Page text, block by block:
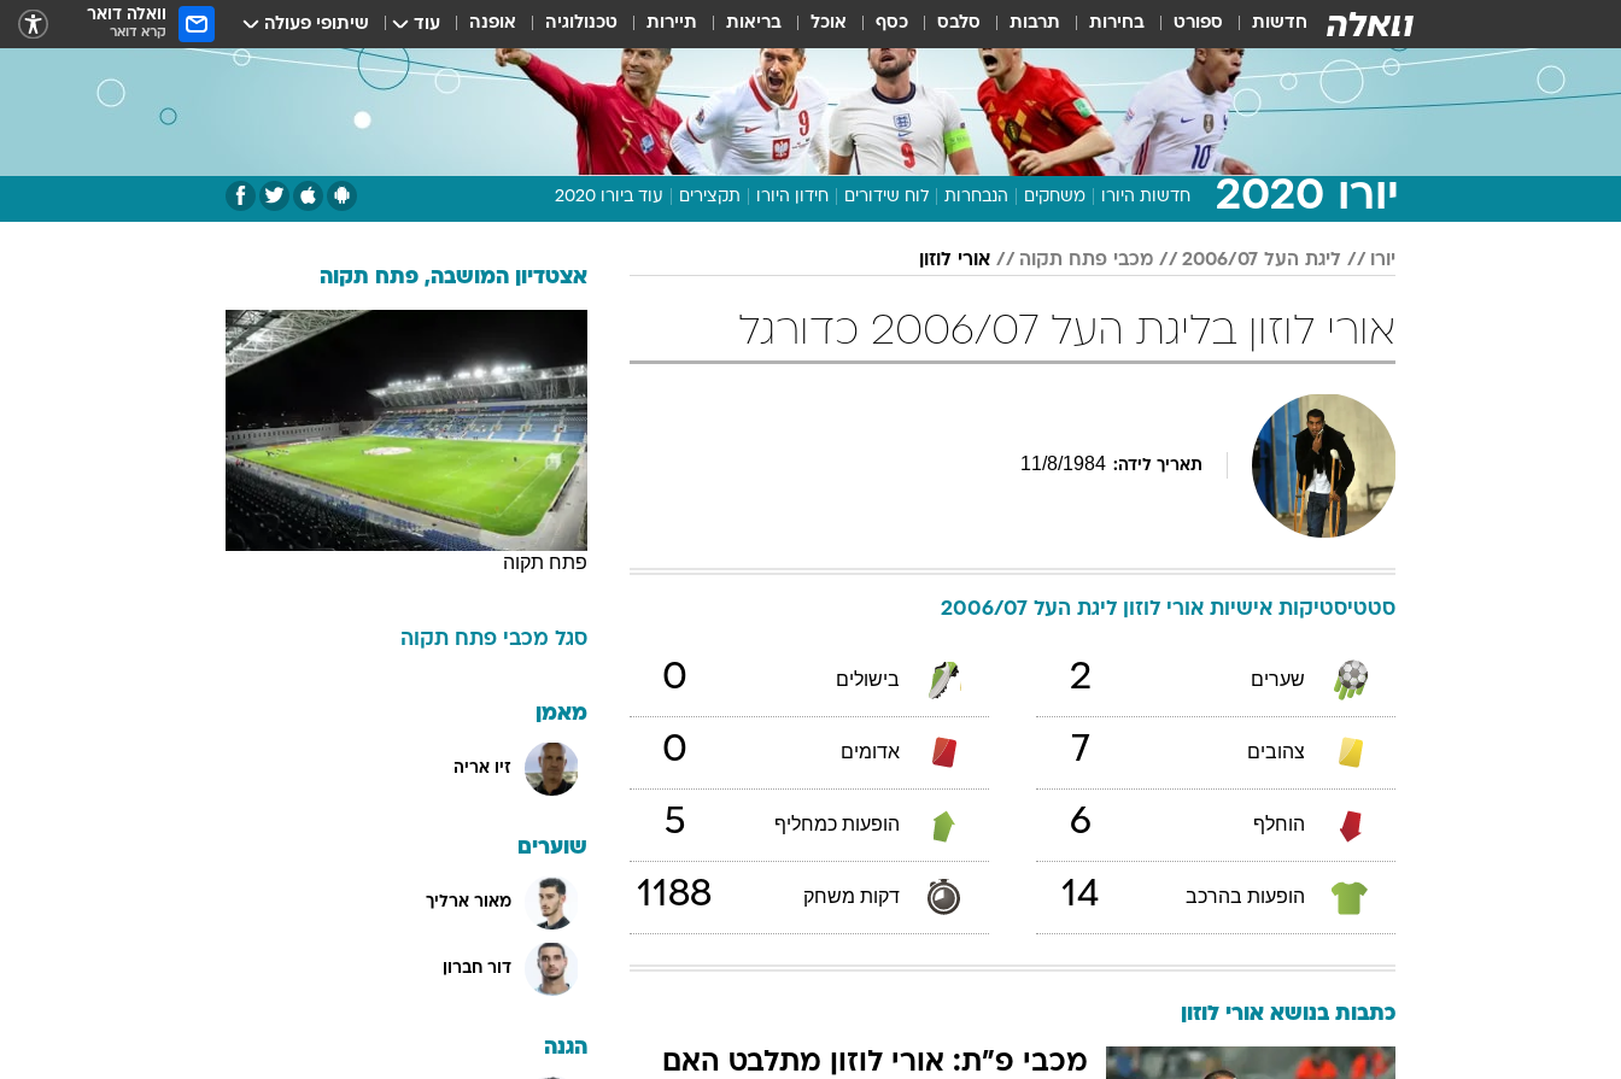
חדשות ספורט בחירות תרבות סלבס כסף אוכל בריאות תיירות טכנולוגיה אופנה עוד שיתופי פעולה וואלה דואר
קרא דואר
יורו 2020 חדשות היורו משחקים הנבחרות לוח שידורים חידון היורו תקצירים עוד ביורו 2020
תכנית היורו
דעות ופרשנויות
וואלה! ספורט
יורו ליגת העל 2006/07 מכבי פתח תקוה אורי לוזון
אורי לוזון בליגת העל 2006/07 כדורגל
תאריך לידה: 11/8/1984
סטטיסטיקות אישיות אורי לוזון ליגת העל 2006/07
שערים 2 בישולים 0
צהובים 7 אדומים 0
הוחלף 6 הופעות כמחליף 5
הופעות בהרכב 14 דקות משחק 1188
כתבות בנושא אורי לוזון
מכבי פ"ת: אורי לוזון מתלבט האם
אצטדיון המושבה, פתח תקוה
פתח תקוה
סגל מכבי פתח תקוה
מאמן
זיו אריה
שוערים
מאור ארליך
דור חברון
הגנה